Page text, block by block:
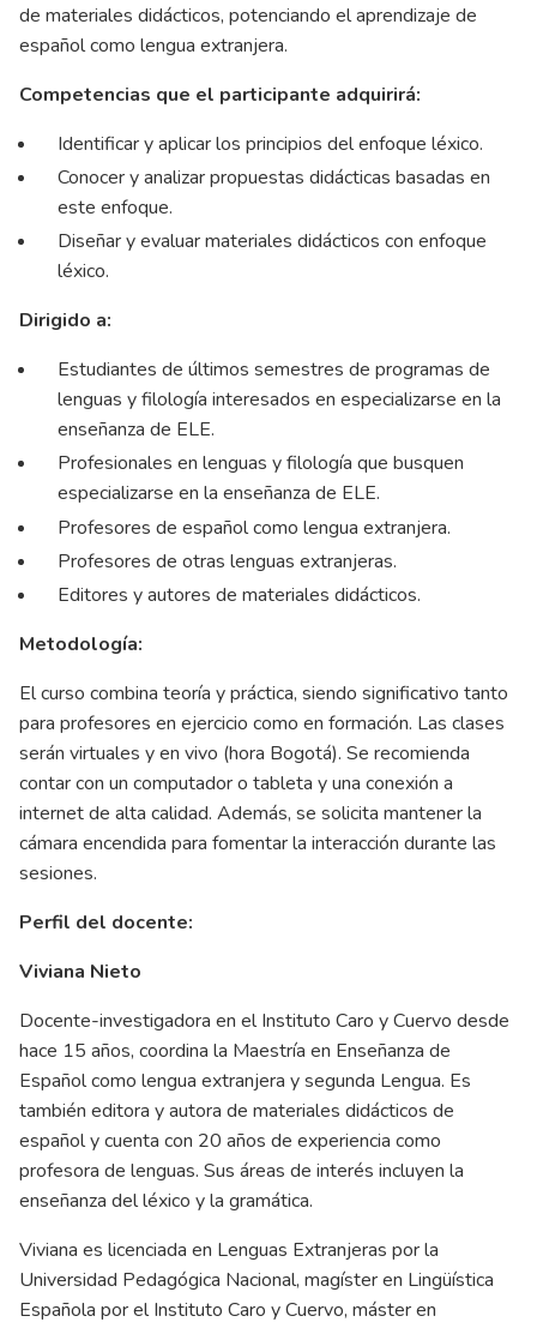
de materiales didácticos, potenciando el aprendizaje de
español como lengua extranjera.
Competencias que el participante adquirirá:
Identificar y aplicar los principios del enfoque léxico.
Conocer y analizar propuestas didácticas basadas en
este enfoque.
Diseñar y evaluar materiales didácticos con enfoque
léxico.
Dirigido a:
Estudiantes de últimos semestres de programas de
lenguas y filología interesados en especializarse en la
enseñanza de ELE.
Profesionales en lenguas y filología que busquen
especializarse en la enseñanza de ELE.
Profesores de español como lengua extranjera.
Profesores de otras lenguas extranjeras.
Editores y autores de materiales didácticos.
Metodología:
El curso combina teoría y práctica, siendo significativo tanto
para profesores en ejercicio como en formación. Las clases
serán virtuales y en vivo (hora Bogotá). Se recomienda
contar con un computador o tableta y una conexión a
internet de alta calidad. Además, se solicita mantener la
cámara encendida para fomentar la interacción durante las
sesiones.
Perfil del docente:
Viviana Nieto
Docente-investigadora en el Instituto Caro y Cuervo desde
hace 15 años, coordina la Maestría en Enseñanza de
Español como lengua extranjera y segunda Lengua. Es
también editora y autora de materiales didácticos de
español y cuenta con 20 años de experiencia como
profesora de lenguas. Sus áreas de interés incluyen la
enseñanza del léxico y la gramática.
Viviana es licenciada en Lenguas Extranjeras por la
Universidad Pedagógica Nacional, magíster en Lingüística
Española por el Instituto Caro y Cuervo, máster en